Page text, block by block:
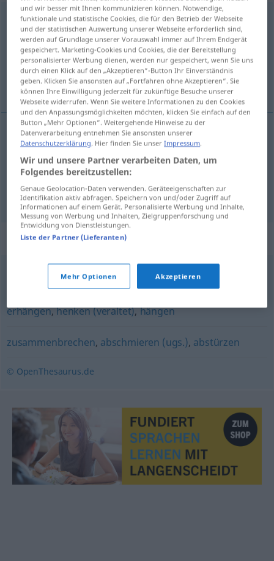
aufhängen
Übersicht aller Übersetzungen
(Für mehr Details die Übersetzung anklicken/antippen)
vĕšet, vĕšet
vĕšet<povĕsit> aufhängen Gegenstand
vĕšet<obĕsit> aufhängen
Synonyme für "aufhängen"
(sich) erhängen
erhängen,henken (veraltet),hängen
zusammenbrechen, abschmieren (ugs.), abstürzen
© OpenThesaurus.de
und wir besser mit Ihnen kommunizieren können. Notwendige,
funktionale und statistische Cookies, die für den Betrieb der Webseite
und der statistischen Auswertung unserer Webseite erforderlich sind,
werden auf Grundlage unserer Vorauswahl immer auf Ihrem Endgerät
gespeichert. Marketing-Cookies und Cookies, die der Bereitstellung
personalisierter Werbung dienen, werden nur gespeichert, wenn Sie uns
durch einen Klick auf den „Akzeptieren“-Button Ihr Einverständnis
geben. Klicken Sie ansonsten auf „Fortfahren ohne Akzeptieren“. Sie
können Ihre Einwilligung jederzeit für zukünftige Besuche unserer
Webseite widerrufen. Wenn Sie weitere Informationen zu den Cookies
und den Anpassungsmöglichkeiten möchten, klicken Sie einfach auf den
Button „Mehr Optionen“. Weitergehende Hinweise zu der
Datenverarbeitung entnehmen Sie ansonsten unserer
Datenschutzerklärung. Hier finden Sie unserImpressum.
Wir und unsere Partner verarbeiten Daten, um
Folgendes bereitzustellen:
Genaue Geolocation-Daten verwenden. Geräteeigenschaften zur
Identifikation aktiv abfragen. Speichern von und/oder Zugriff auf
Informationen auf einem Gerät. Personalisierte Werbung und Inhalte,
Messung von Werbung und Inhalten, Zielgruppenforschung und
Entwicklung von Dienstleistungen.
Liste der Partner (Lieferanten)
Mehr Optionen Akzeptieren